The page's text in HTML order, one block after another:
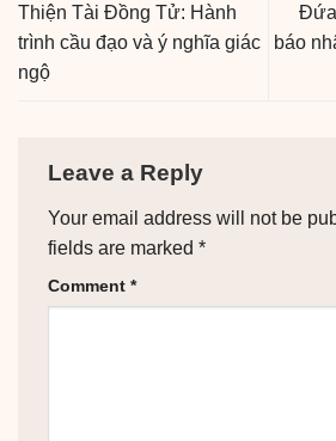
Thiện Tài Đồng Tử: Hành
trình cầu đạo và ý nghĩa giác
ngộ
Đứa
báo
Leave a Reply
Your email address will not be
fields are marked *
Comment *